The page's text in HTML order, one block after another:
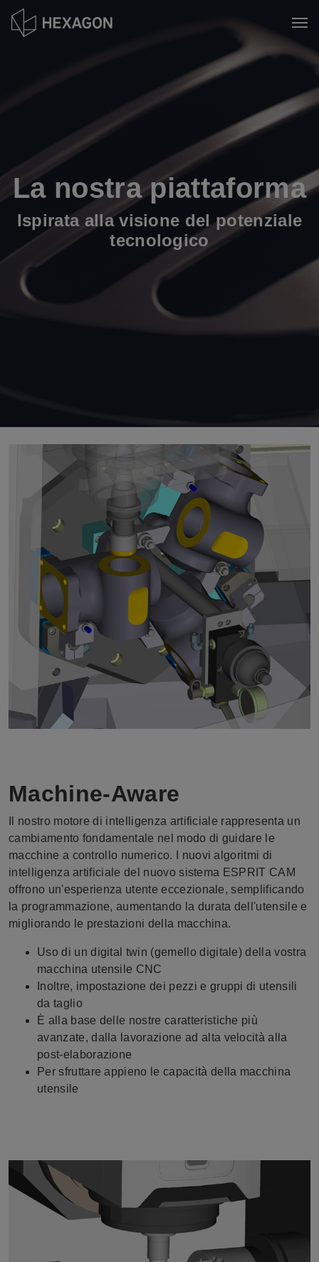
Salta
La nostra piattaforma
Ispirata alla visione del potenziale
tecnologico
Machine-Aware
Il nostro motore di intelligenza artificiale rappresenta un
cambiamento fondamentale nel modo di guidare le
macchine a controllo numerico. I nuovi algoritmi di
intelligenza artificiale del nuovo sistema ESPRIT CAM
offrono un'esperienza utente eccezionale, semplificando
la programmazione, aumentando la durata dell'utensile e
migliorando le prestazioni della macchina.
Uso di un digital twin (gemello digitale) della vostra
macchina utensile CNC
Inoltre, impostazione dei pezzi e gruppi di utensili
da taglio
È alla base delle nostre caratteristiche più
avanzate, dalla lavorazione ad alta velocità alla
post-elaborazione
Per sfruttare appieno le capacità della macchina
utensile